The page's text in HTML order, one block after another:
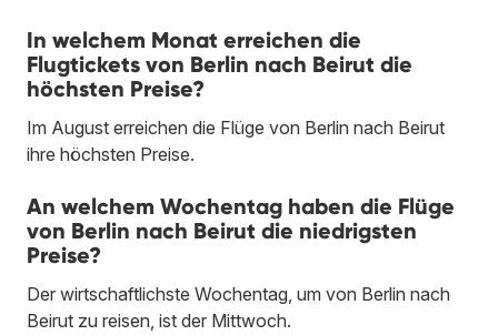
In welchem Monat erreichen die
Flugtickets von Berlin nach Beirut die
höchsten Preise?
Im August erreichen die Flüge von Berlin nach Beirut
ihre höchsten Preise.
An welchem Wochentag haben die Flüge
von Berlin nach Beirut die niedrigsten
Preise?
Der wirtschaftlichste Wochentag, um von Berlin nach
Beirut zu reisen, ist der Mittwoch.